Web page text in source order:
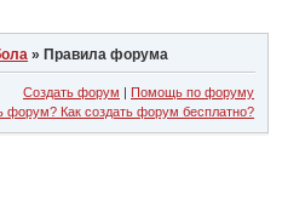
»Правила форума
Создать форум | Помощь по форуму